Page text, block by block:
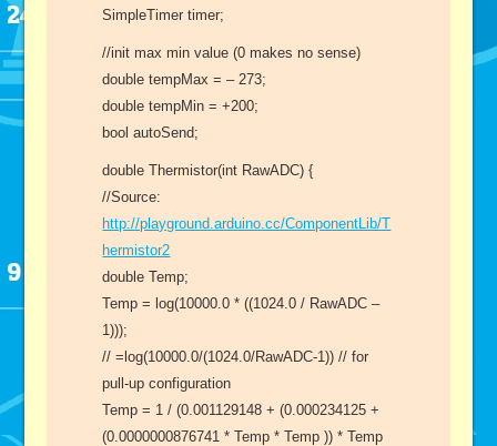
SimpleTimer timer;
//init max min value (0 makes no sense)
double tempMax = – 273;
double tempMin = +200;
bool autoSend;
double Thermistor(int RawADC) {
//Source:
http://playground.arduino.cc/ComponentLib/T
hermistor2
double Temp;
Temp = log(10000.0 * ((1024.0 / RawADC –
1)));
// =log(10000.0/(1024.0/RawADC-1)) // for
pull-up configuration
Temp = 1 / (0.001129148 + (0.000234125 +
(0.0000000876741 * Temp * Temp )) * Temp